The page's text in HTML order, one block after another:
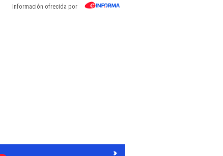
Información ofrecida por